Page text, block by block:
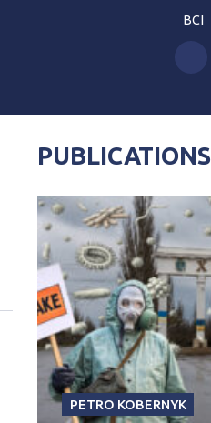
BCI
PUBLICATIONS
PETRO KOBERNYK